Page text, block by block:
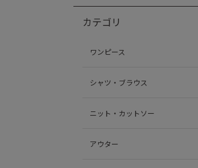
カテゴリ
ワンピース
シャツ・ブラウス
ニット・カットソー
アウター